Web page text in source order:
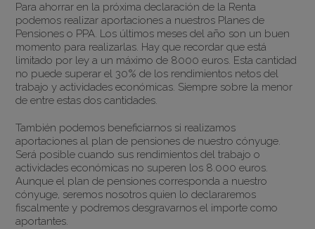
Para ahorrar en la próxima declaración de la Renta
podemos realizar aportaciones a nuestros Planes de
Pensiones o PPA. Los últimos meses del año son un buen
momento para realizarlas. Hay que recordar que está
limitado por ley a un máximo de 8000 euros. Esta cantidad
no puede superar el 30% de los rendimientos netos del
trabajo y actividades económicas. Siempre sobre la menor
de entre estas dos cantidades.
También podemos beneficiarnos si realizamos
aportaciones al plan de pensiones de nuestro cónyuge.
Será posible cuando sus rendimientos del trabajo o
actividades económicas no superen los 8.000 euros.
Aunque el plan de pensiones corresponda a nuestro
cónyuge, seremos nosotros quien lo declararemos
fiscalmente y podremos desgravarnos el importe como
aportantes.